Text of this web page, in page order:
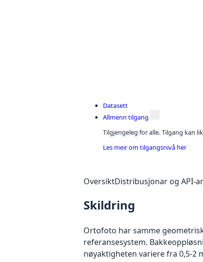
Datasett
Allmenn tilgang
Tilgjengeleg for alle. Tilgang kan
Les meir om tilgangsnivå her
OversiktDistribusjonar og API-ar
Skildring
Ortofoto har samme
referansesystem.
nøyaktigheten variere fra 0,5-2